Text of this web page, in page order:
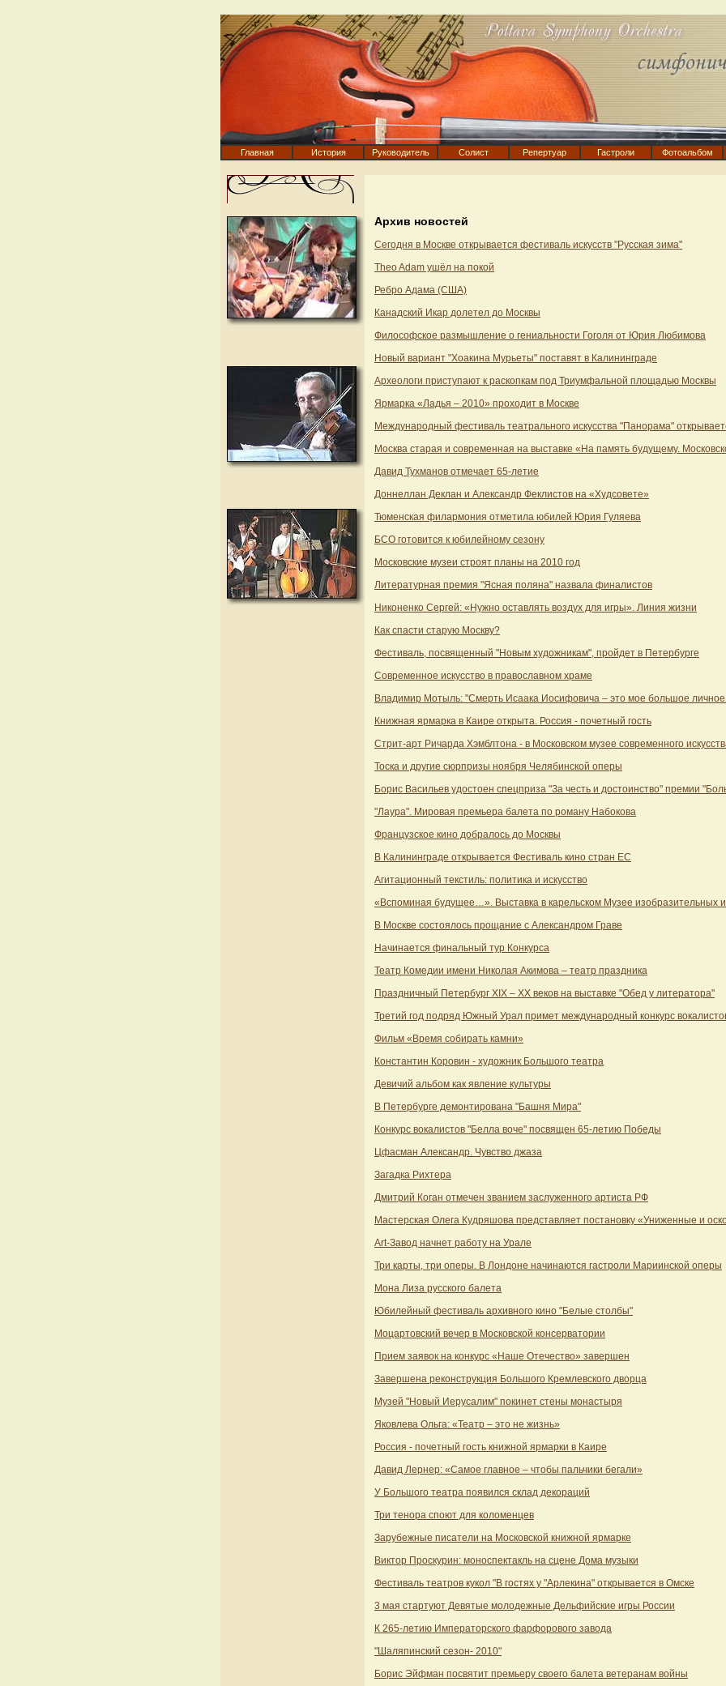
Главная История Руководитель Солист Репертуар Гастроли Фотоальбом
Архив новостей
Сегодня в Москве открывается фестиваль искусств "Русская зима"
Theo Adam ушёл на покой
Ребро Адама (США)
Канадский Икар долетел до Москвы
Философское размышление о гениальности Гоголя от Юрия Любимова
Новый вариант "Хоакина Мурьеты" поставят в Калининграде
Археологи приступают к раскопкам под Триумфальной площадью Москвы
Ярмарка «Ладья – 2010» проходит в Москве
Международный фестиваль театрального искусства "Панорама"
Москва старая и современная на выставке «На память будущему.
Давид Тухманов отмечает 65-летие
Доннеллан Деклан и Александр Феклистов на «Худсовете»
Тюменская филармония отметила юбилей Юрия Гуляева
БСО готовится к юбилейному сезону
Московские музеи строят планы на 2010 год
Литературная премия "Ясная поляна" назвала финалистов
Никоненко Сергей: «Нужно оставлять воздух для игры». Линия жизни
Как спасти старую Москву?
Фестиваль, посвященный "Новым художникам", пройдет в Петербурге
Современное искусство в православном храме
Владимир Мотыль: "Смерть Исаака Иосифовича – это мое большое личное
Книжная ярмарка в Каире открыта. Россия - почетный гость
Стрит-арт Ричарда Хэмблтона - в Московском музее современного
Тоска и другие сюрпризы ноября Челябинской оперы
Борис Васильев удостоен спецприза "За честь и достоинство" премии
"Лаура". Мировая премьера балета по роману Набокова
Французское кино добралось до Москвы
В Калининграде открывается Фестиваль кино стран ЕС
Агитационный текстиль: политика и искусство
«Вспоминая будущее…». Выставка в карельском Музее изобразительных
В Москве состоялось прощание с Александром Граве
Начинается финальный тур Конкурса
Театр Комедии имени Николая Акимова – театр праздника
Праздничный Петербург XIX – XX веков на выставке "Обед у литератора"
Третий год подряд Южный Урал примет международный конкурс
Фильм «Время собирать камни»
Константин Коровин - художник Большого театра
Девичий альбом как явление культуры
В Петербурге демонтирована "Башня Мира"
Конкурс вокалистов "Белла воче" посвящен 65-летию Победы
Цфасман Александр. Чувство джаза
Загадка Рихтера
Дмитрий Коган отмечен званием заслуженного артиста РФ
Мастерская Олега Кудряшова представляет постановку «Униженные и
Art-Завод начнет работу на Урале
Три карты, три оперы. В Лондоне начинаются гастроли Мариинской оперы
Мона Лиза русского балета
Юбилейный фестиваль архивного кино "Белые столбы"
Моцартовский вечер в Московской консерватории
Прием заявок на конкурс «Наше Отечество» завершен
Завершена реконструкция Большого Кремлевского дворца
Музей "Новый Иерусалим" покинет стены монастыря
Яковлева Ольга: «Театр – это не жизнь»
Россия - почетный гость книжной ярмарки в Каире
Давид Лернер: «Самое главное – чтобы пальчики бегали»
У Большого театра появился склад декораций
Три тенора споют для коломенцев
Зарубежные писатели на Московской книжной ярмарке
Виктор Проскурин: моноспектакль на сцене Дома музыки
Фестиваль театров кукол "В гостях у "Арлекина" открывается в Омске
3 мая стартуют Девятые молодежные Дельфийские игры России
К 265-летию Императорского фарфорового завода
"Шаляпинский сезон- 2010"
Борис Эйфман посвятит премьеру своего балета ветеранам войны